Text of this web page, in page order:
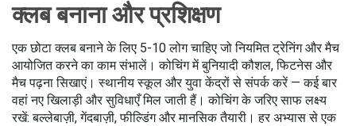
क्लब बनाना और प्रशिक्षण
एक छोटा क्लब बनाने के लिए 5-10 लोग चाहिए जो नियमित ट्रेनिंग और मैच
आयोजित करने का काम संभालें। कोचिंग में बुनियादी कौशल, फिटनेस और
मैच पढ़ना सिखाएं। स्थानीय स्कूल और युवा केंद्रों से संपर्क करें — कई बार
वहां नए खिलाड़ी और सुविधाएँ मिल जाती हैं। कोचिंग के जरिए साफ लक्ष्य
रखें: बल्लेबाज़ी, गेंदबाज़ी, फील्डिंग और मानसिक तैयारी। हर अभ्यास से एक